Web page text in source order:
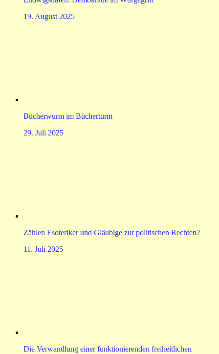
19. August 2025
Bücherwurm im Bücherturm
29. Juli 2025
Zählen Esoteriker und Gläubige zur politischen Rechten?
11. Juli 2025
Die Verwandlung einer funktionierenden freiheitlichen